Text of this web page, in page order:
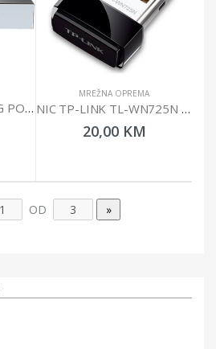
NET SWC HP 1820-8G POE+ (65W)
MREŽNA OPREMA
NIC TP-LINK TL-WN725N USB 2.0 NANO ADAPTER 2.4GHZ
20,00 KM
OD